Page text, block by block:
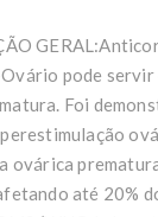
GERAL:
pode
Foi
ovárica
até 20%